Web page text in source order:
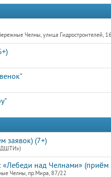
Челны, улица Гидростроителей, 16
заявок) (7+)
«Лебеди над Челнами» (приём
Челны, пр.Мира, 87/22